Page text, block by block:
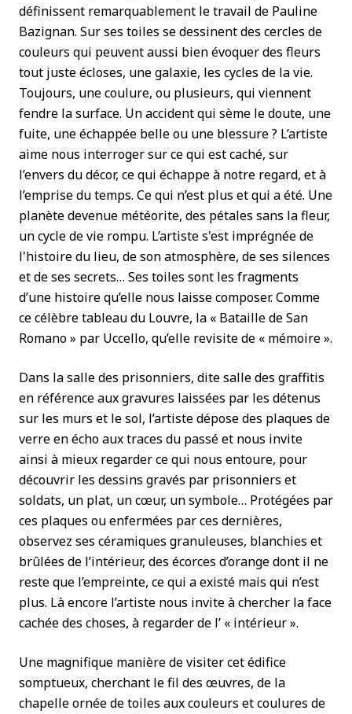
définissent remarquablement le travail de Pauline
Bazignan. Sur ses toiles se dessinent des cercles de
couleurs qui peuvent aussi bien évoquer des fleurs
tout juste écloses, une galaxie, les cycles de la vie.
Toujours, une coulure, ou plusieurs, qui viennent
fendre la surface. Un accident qui sème le doute, une
fuite, une échappée belle ou une blessure ? L’artiste
aime nous interroger sur ce qui est caché, sur
l’envers du décor, ce qui échappe à notre regard, et à
l’emprise du temps. Ce qui n’est plus et qui a été. Une
planète devenue météorite, des pétales sans la fleur,
un cycle de vie rompu. L’artiste s'est imprégnée de
l'histoire du lieu, de son atmosphère, de ses silences
et de ses secrets… Ses toiles sont les fragments
d’une histoire qu’elle nous laisse composer. Comme
ce célèbre tableau du Louvre, la « Bataille de San
Romano » par Uccello, qu’elle revisite de « mémoire ».
Dans la salle des prisonniers, dite salle des graffitis
en référence aux gravures laissées par les détenus
sur les murs et le sol, l’artiste dépose des plaques de
verre en écho aux traces du passé et nous invite
ainsi à mieux regarder ce qui nous entoure, pour
découvrir les dessins gravés par prisonniers et
soldats, un plat, un cœur, un symbole… Protégées par
ces plaques ou enfermées par ces dernières,
observez ses céramiques granuleuses, blanchies et
brûlées de l’intérieur, des écorces d’orange dont il ne
reste que l’empreinte, ce qui a existé mais qui n’est
plus. Là encore l’artiste nous invite à chercher la face
cachée des choses, à regarder de l’ « intérieur ».
Une magnifique manière de visiter cet édifice
somptueux, cherchant le fil des œuvres, de la
chapelle ornée de toiles aux couleurs et coulures de